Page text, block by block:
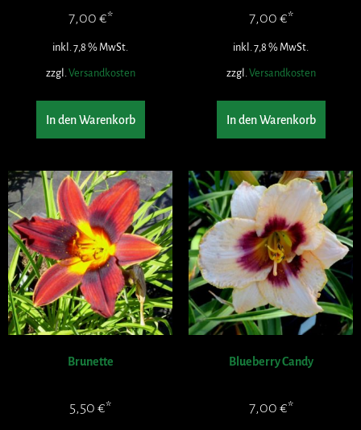
7,00 €
inkl. 7,8 % MwSt.
zzgl. Versandkosten
In den Warenkorb
7,00 €
inkl. 7,8 % MwSt.
zzgl. Versandkosten
In den Warenkorb
Brunette
5,50 €
Blueberry Candy
7,00 €